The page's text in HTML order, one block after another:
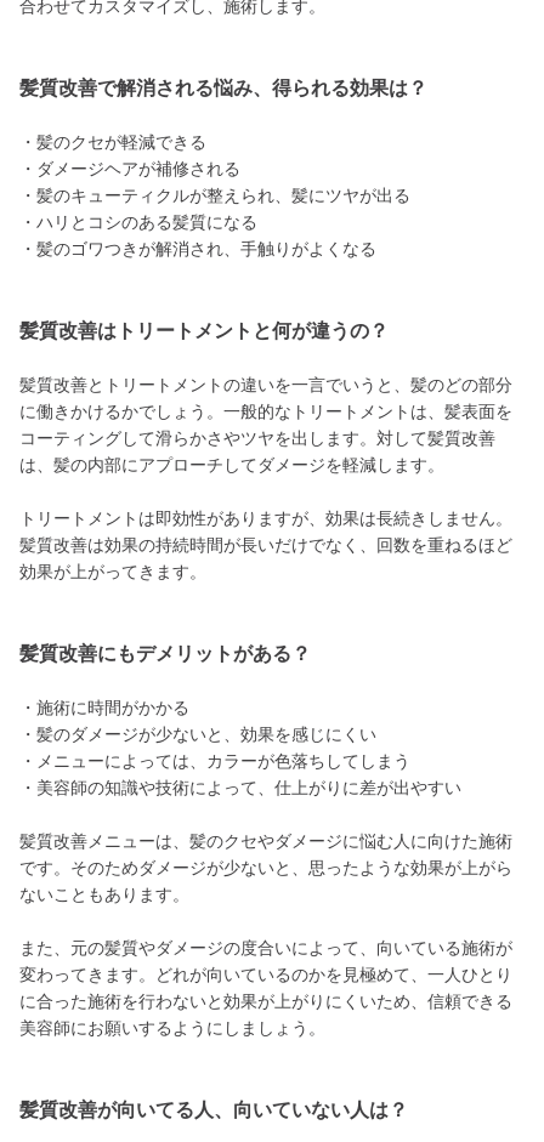
合わせてカスタマイズし、施術します。
髪質改善で解消される悩み、得られる効果は？
・髪のクセが軽減できる
・ダメージヘアが補修される
・髪のキューティクルが整えられ、髪にツヤが出る
・ハリとコシのある髪質になる
・髪のゴワつきが解消され、手触りがよくなる
髪質改善はトリートメントと何が違うの？
髪質改善とトリートメントの違いを一言でいうと、髪のどの部分
に働きかけるかでしょう。一般的なトリートメントは、髪表面を
コーティングして滑らかさやツヤを出します。対して髪質改善
は、髪の内部にアプローチしてダメージを軽減します。
トリートメントは即効性がありますが、効果は長続きしません。
髪質改善は効果の持続時間が長いだけでなく、回数を重ねるほど
効果が上がってきます。
髪質改善にもデメリットがある？
・施術に時間がかかる
・髪のダメージが少ないと、効果を感じにくい
・メニューによっては、カラーが色落ちしてしまう
・美容師の知識や技術によって、仕上がりに差が出やすい
髪質改善メニューは、髪のクセやダメージに悩む人に向けた施術
です。そのためダメージが少ないと、思ったような効果が上がら
ないこともあります。
また、元の髪質やダメージの度合いによって、向いている施術が
変わってきます。どれが向いているのかを見極めて、一人ひとり
に合った施術を行わないと効果が上がりにくいため、信頼できる
美容師にお願いするようにしましょう。
髪質改善が向いてる人、向いていない人は？